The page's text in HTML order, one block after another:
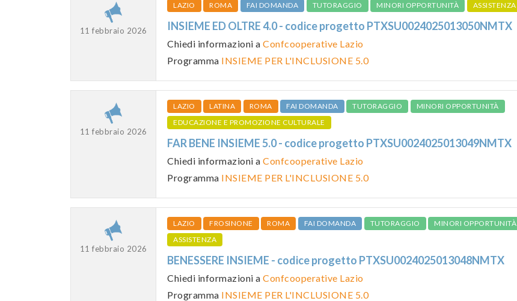
11 febbraio 2026
LAZIO ROMA FAI DOMANDA TUTORAGGIO MINORI OPPORTUNITÀ ASSISTENZA
INSIEME ED OLTRE 4.0 - codice progetto PTXSU0024025013050NMTX
Chiedi informazioni a Confcooperative Lazio
Programma INSIEME PER L'INCLUSIONE 5.0
11 febbraio 2026
LAZIO LATINA ROMA FAI DOMANDA TUTORAGGIO
MINORI OPPORTUNITÀ
EDUCAZIONE E PROMOZIONE CULTURALE
FAR BENE INSIEME 5.0 - codice progetto PTXSU0024025013049NMTX
Chiedi informazioni a Confcooperative Lazio
Programma INSIEME PER L'INCLUSIONE 5.0
11 febbraio 2026
LAZIO FROSINONE ROMA FAI DOMANDA TUTORAGGIO
MINORI OPPORTUNITÀ
ASSISTENZA
BENESSERE INSIEME - codice progetto PTXSU0024025013048NMTX
Chiedi informazioni a Confcooperative Lazio
Programma INSIEME PER L'INCLUSIONE 5.0